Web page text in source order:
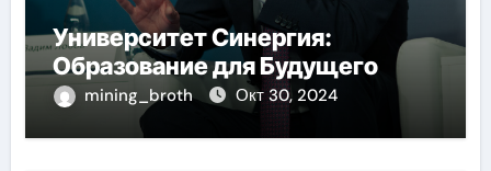
Университет Синергия:
Образование для Будущего
mining_broth Окт 30, 2024